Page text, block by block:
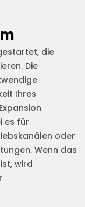
die
Die
Ihres
es für
oder
Wenn das
wird